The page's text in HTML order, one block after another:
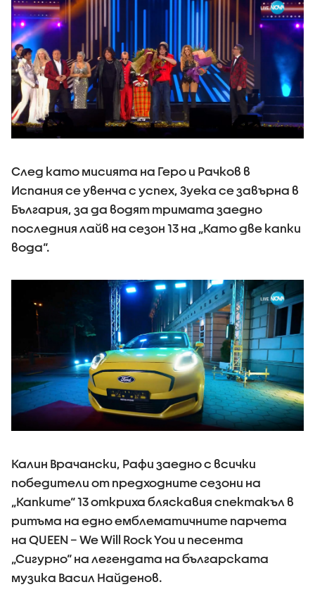
След като мисията на Геро и Рачков в
Испания се увенча с успех, Зуека се завърна в
България, за да водят тримата заедно
последния лайв на сезон 13 на „Като две капки
вода“.
Калин Врачански, Рафи заедно с всички
победители от предходните сезони на
„Капките“ 13 откриха бляскавия спектакъл в
ритъма на едно емблематичните парчета
на QUEEN – We Will Rock You и песента
„Сигурно“ на легендата на българската
музика Васил Найденов.